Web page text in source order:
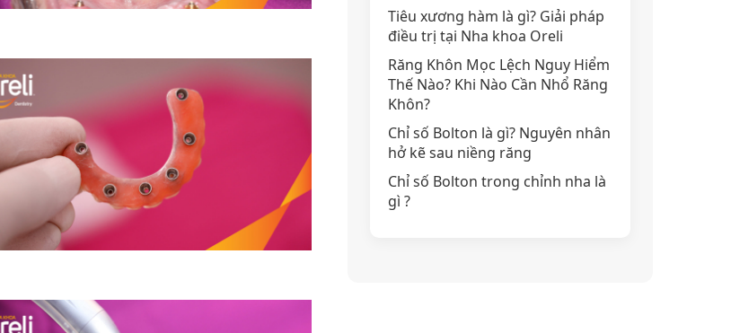
Tiêu xương hàm là gì? Giải pháp
điều trị tại Nha khoa Oreli
Răng Khôn Mọc Lệch Nguy Hiểm
Thế Nào? Khi Nào Cần Nhổ Răng
Khôn?
Chỉ số Bolton là gì? Nguyên nhân
hở kẽ sau niềng răng
Chỉ số Bolton trong chỉnh nha là
gì ?